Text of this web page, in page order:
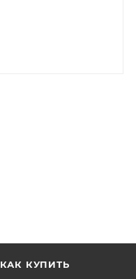
КАК КУПИТЬ